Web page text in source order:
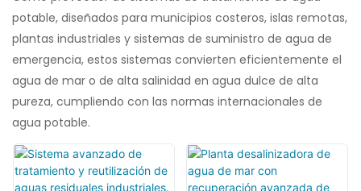
potable, diseñados para municipios costeros, islas remotas,
plantas industriales y sistemas de suministro de agua de
emergencia, estos sistemas convierten eficientemente el
agua de mar o de alta salinidad en agua dulce de alta
pureza, cumpliendo con las normas internacionales de
agua potable.